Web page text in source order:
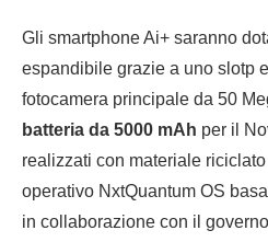
Gli smartphone Ai+ saranno
espandibile grazie a uno slotp
fotocamera principale da 50
batteria da 5000 mAh per il
realizzati con materiale
operativo NxtQuantum OS
in collaborazione con il